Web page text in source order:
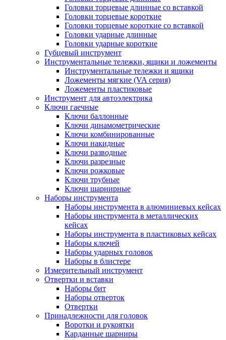
Головки торцевые длинные со вставкой
Головки торцевые короткие
Головки торцевые короткие со вставкой
Головки ударные длинные
Головки ударные короткие
Губцевый инструмент
Инструментальные тележки, ящики и ложементы
Инструментальные тележки и ящики
Ложементы мягкие (VA серия)
Ложементы пластиковые
Инструмент для автоэлектрика
Ключи гаечные
Ключи баллонные
Ключи динамометрические
Ключи комбинированные
Ключи накидные
Ключи разводные
Ключи разрезные
Ключи рожковые
Ключи трубные
Ключи шарнирные
Наборы инструмента
Наборы инструмента в алюминиевых кейсах
Наборы инструмента в металлических
кейсах
Наборы инструмента в пластиковых кейсах
Наборы ключей
Наборы ударных головок
Наборы в блистере
Измерительный инструмент
Отвертки и вставки
Наборы бит
Наборы отверток
Отвертки
Принадлежности для головок
Воротки и рукоятки
Карданные шарниры